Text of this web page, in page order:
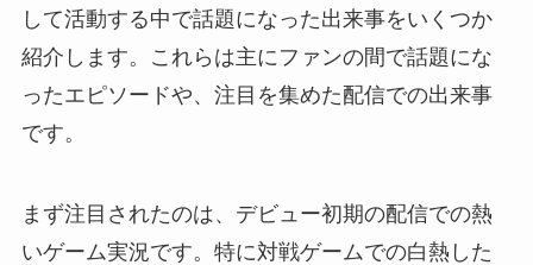
して活動する中で話題になった出来事をいくつか
紹介します。これらは主にファンの間で話題にな
ったエピソードや、注目を集めた配信での出来事
です。
まず注目されたのは、デビュー初期の配信での熱
いゲーム実況です。特に対戦ゲームでの白熱した